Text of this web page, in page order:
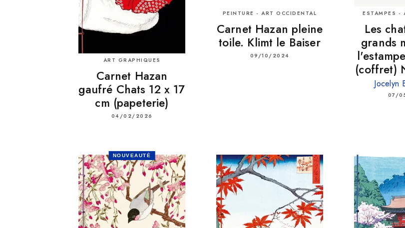
ART GRAPHIQUES
Carnet Hazan
gaufré Chats 12 x 17
cm (papeterie)
04/02/2026
PEINTURE - ART OCCIDENTAL
Carnet Hazan pleine
toile. Klimt le Baiser
09/10/2024
ESTAMPES -
Les
grands
(coffret)
Jocelyn
07/
NOUVEAUTÉ